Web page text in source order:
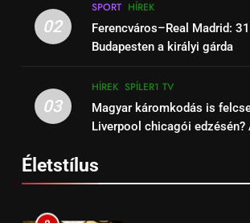
Barcelona – Real
szuperkupa-
Spíler2 és A
HÍREK SPÍLER2 TV
16
Arsenal –
Spíler1 TV
02
SPORT HÍREK
Ferencváros–Real Madrid:
Budapesten a királyi gárda
03
HÍREK SPÍLER1 TV
Magyar káromkodás is
Liverpool chicagói
Életstílus
Őrizzük meg
egészségünket
7
5 egyszerű
égj ki, ha
8